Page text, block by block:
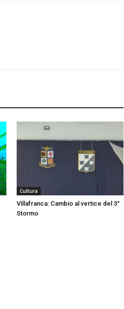
Cultura
Villafranca: Cambio al vertice del 3°
Stormo